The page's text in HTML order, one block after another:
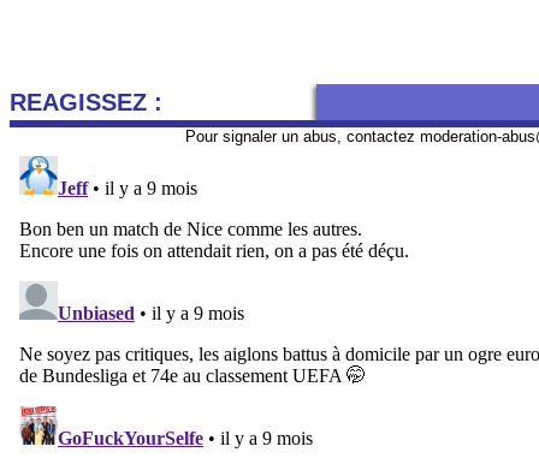
REAGISSEZ :
Pour signaler un abus, contactez moderation-